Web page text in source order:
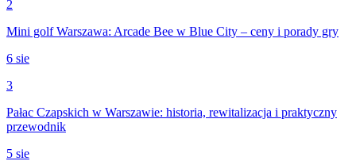
2
Mini golf Warszawa: Arcade Bee w Blue City – ceny i porady gry
6 sie
3
Pałac Czapskich w Warszawie: historia, rewitalizacja i praktyczny
przewodnik
5 sie